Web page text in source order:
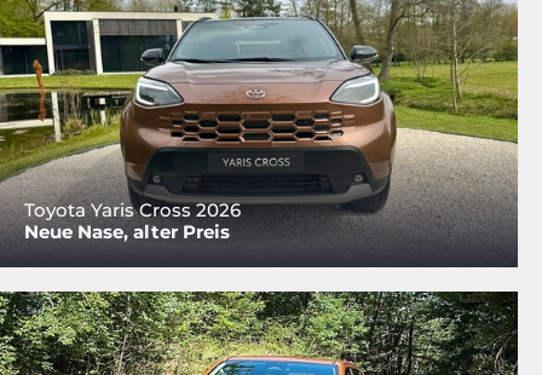
Toyota Yaris Cross 2026
Neue Nase, alter Preis